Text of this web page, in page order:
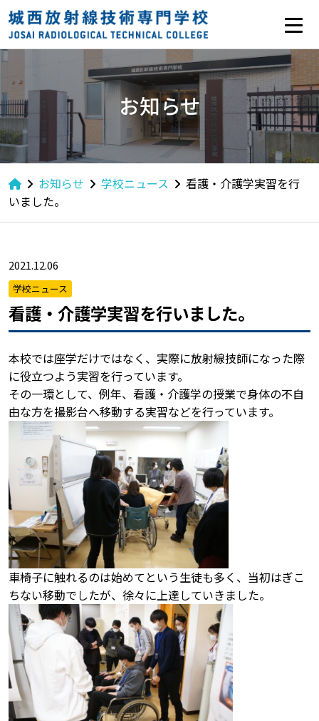
お知らせ
お知らせ 学校ニュース
看護・介護学実習を行
いました。
2021.12.06
学校ニュース
看護・介護学実習を行いました。
本校では座学だけではなく、実際に放射線技師になった際
に役立つよう実習を行っています。
その一環として、例年、看護・介護学の授業で身体の不自
由な方を撮影台へ移動する実習などを行っています。
車椅子に触れるのは始めてという生徒も多く、当初はぎこ
ちない移動でしたが、徐々に上達していきました。